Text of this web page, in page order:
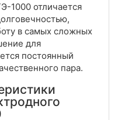
1000 отличается
в самых сложных
для
постоянный
пара.